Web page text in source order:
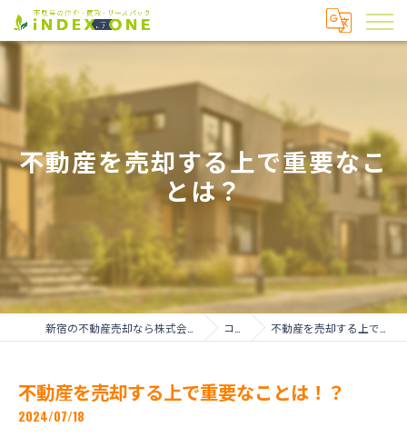
不動産を売却する上で重要なこ
とは？
コラム 不動産を売却する上で重要なことは！？
不動産を売却する上で重要なことは！？
2024/07/18